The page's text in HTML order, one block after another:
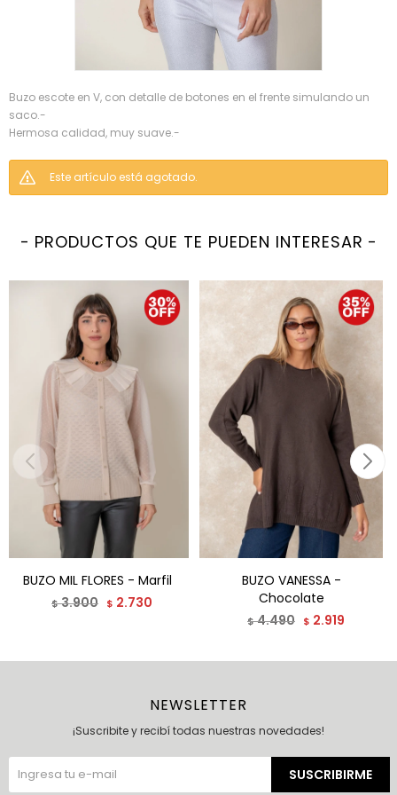
Buzo escote en V, con detalle de botones en el frente simulando un
saco.-
Hermosa calidad, muy suave.-
Este artículo está agotado.
PRODUCTOS QUE TE PUEDEN INTERESAR
BUZO MIL FLORES - Marfil
$3.900 $ 2.730
BUZO VANESSA -
Chocolate
$4.490 $ 2.919
NEWSLETTER
¡Suscribite y recibí todas nuestras novedades!
SUSCRIBIRME